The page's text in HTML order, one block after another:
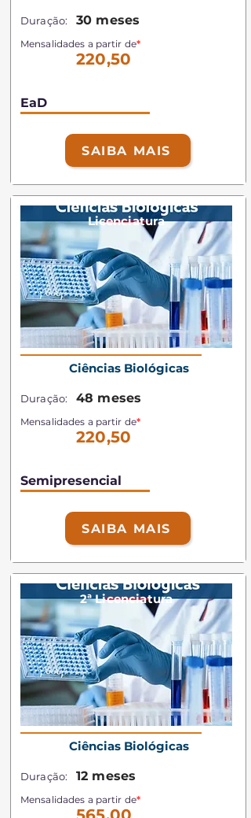
Duração: 30 meses
Mensalidades a partir de*
220,50
EaD
SAIBA MAIS
Licenciatura
Ciências Biológicas
Duração: 48 meses
Mensalidades a partir de*
220,50
Semipresencial
SAIBA MAIS
2ª Licenciatura
Ciências Biológicas
Duração: 12 meses
Mensalidades a partir de*